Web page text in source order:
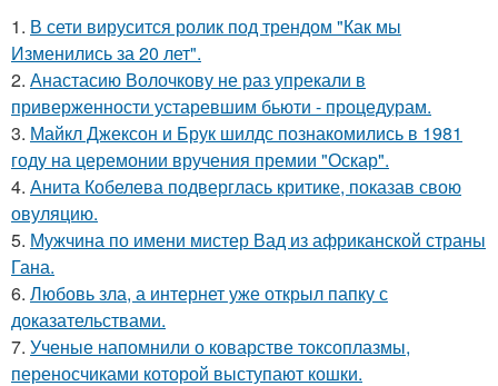
1. В сети вирусится ролик под трендом "Как мы
Изменились за 20 лет".
2. Анастасию Волочкову не раз упрекали в
приверженности устаревшим бьюти - процедурам.
3. Майкл Джексон и Брук шилдс познакомились в 1981
году на церемонии вручения премии "Оскар".
4. Анита Кобелева подверглась критике, показав свою
овуляцию.
5. Мужчина по имени мистер Вад из африканской страны
Гана.
6. Любовь зла, а интернет уже открыл папку с
доказательствами.
7. Ученые напомнили о коварстве токсоплазмы,
переносчиками которой выступают кошки.